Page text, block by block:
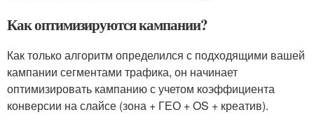
Как оптимизируются кампании?
Как только алгоритм определился с подходящими вашей
кампании сегментами трафика, он начинает
оптимизировать кампанию с учетом коэффициента
конверсии на слайсе (зона + ГЕО + OS + креатив).